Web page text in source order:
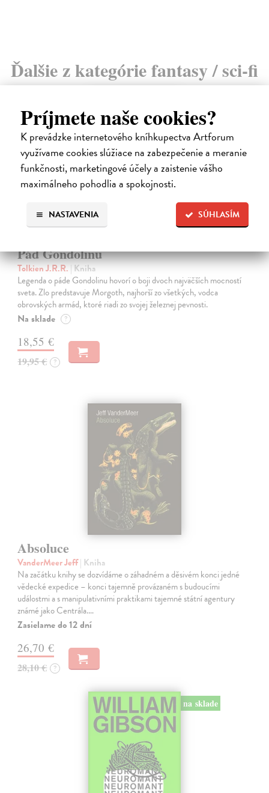
Príjmete naše cookies?
K prevádzke internetového kníhkupectva Artforum
využívame cookies slúžiace na zabezpečenie a meranie
funkčnosti, marketingové účely a zaistenie vášho
maximálneho pohodlia a spokojnosti.
SÚHLASÍM
NASTAVENIA
Ďalšie z kategórie fantasy / sci-fi
Pád Gondolinu
Tolkien J.R.R. | Kniha
Legenda o páde Gondolinu hovorí o boji dvoch najväčších mocností
sveta. Zlo predstavuje Morgoth, najhorší zo všetkých, vodca
obrovských armád, ktoré riadi zo svojej železnej pevnosti.
Na sklade ?
18,55 €
19,95 € ?
Absoluce
VanderMeer Jeff| Kniha
Na začátku knihy se dozvídáme o záhadném a děsivém konci jedné
vědecké expedice – konci tajemně provázaném s budoucími
událostmi a s manipulativními praktikami tajemné státní agentury
známé jako Centrála.…
Zasielame do 12 dní
26,70 €
28,10 € ?
na sklade